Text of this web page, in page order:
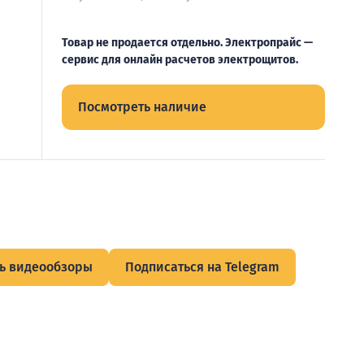
Товар не продается отдельно. Электропрайс —
сервис для онлайн расчетов электрощитов.
Посмотреть наличие
видеообзоры Подписаться на Telegram